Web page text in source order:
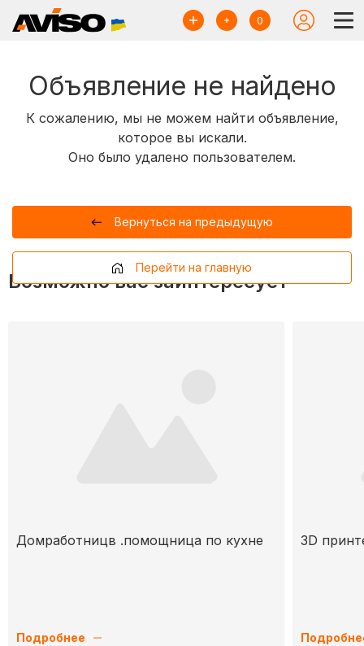
0
Объявление не найдено
К сожалению, мы не можем найти объявление,
которое вы искали.
Оно было удалено пользователем.
Вернуться на предыдущую
Перейти на главную
Возможно вас заинтересует
Домработницв .помощница по кухне
Подробнее
3D